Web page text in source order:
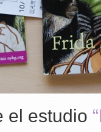
el estudio